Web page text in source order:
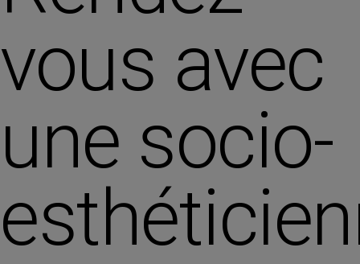
vous avec
une socio-